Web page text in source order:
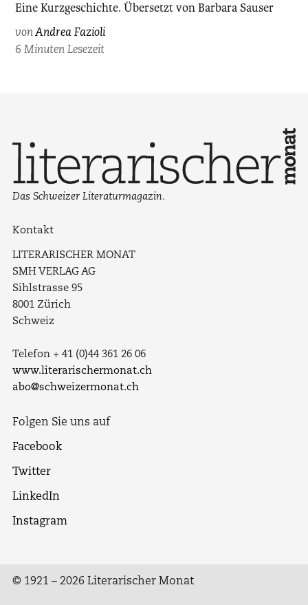
Eine Kurzgeschichte. Übersetzt von Barbara Sauser
vonAndrea Fazioli
6 Minuten Lesezeit
Das Schweizer Literaturmagazin.
Kontakt
LITERARISCHER MONAT
SMH VERLAG AG
Sihlstrasse 95
8001 Zürich
Schweiz
Telefon + 41 (0)44 361 26 06
www.literarischermonat.ch
abo@schweizermonat.ch
Folgen Sie uns auf
Facebook
Twitter
LinkedIn
Instagram
© 1921 – 2026 Literarischer Monat